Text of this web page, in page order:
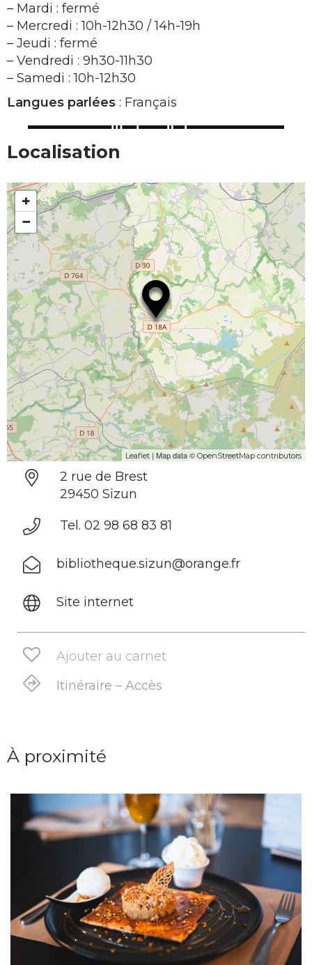
– Mardi : fermé
– Mercredi : 10h-12h30 / 14h-19h
– Jeudi : fermé
– Vendredi : 9h30-11h30
– Samedi : 10h-12h30
Langues parlées : Français
Localisation
+
−
Leaflet | Map data © OpenStreetMap contributors
2 rue de Brest
29450 Sizun
Tel. 02 98 68 83 81
bibliotheque.sizun@orange.fr
Site internet
Ajouter au carnet
Itinéraire – Accès
À proximité